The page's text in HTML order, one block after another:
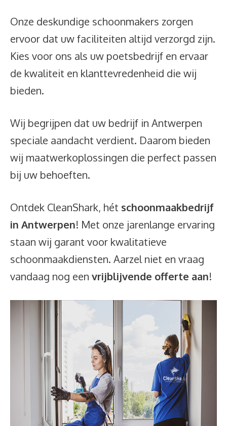
Onze deskundige schoonmakers zorgen
ervoor dat uw faciliteiten altijd verzorgd zijn.
Kies voor ons als uw poetsbedrijf en ervaar
de kwaliteit en klanttevredenheid die wij
bieden.
Wij begrijpen dat uw bedrijf in Antwerpen
speciale aandacht verdient. Daarom bieden
wij maatwerkoplossingen die perfect passen
bij uw behoeften.
Ontdek CleanShark, hét schoonmaakbedrijf
in Antwerpen! Met onze jarenlange ervaring
staan wij garant voor kwalitatieve
schoonmaakdiensten. Aarzel niet en vraag
vandaag nog een vrijblijvende offerte aan!